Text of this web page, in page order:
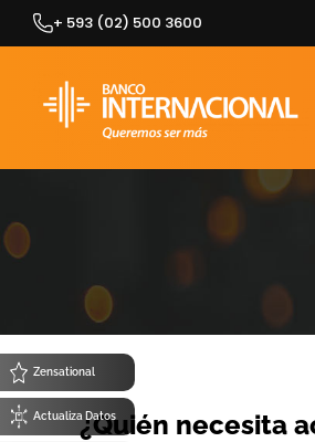
Zensational
Actualiza Datos
Skip
+ 593 (02) 500 3600
¿Quién necesita